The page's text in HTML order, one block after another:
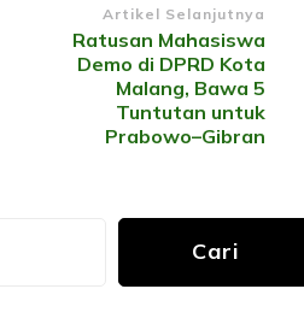
Artikel Selanjutnya
Ratusan Mahasiswa
Demo di DPRD Kota
Malang, Bawa 5
Tuntutan untuk
Prabowo–Gibran
Cari